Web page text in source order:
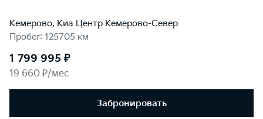
Кемерово, Киа Центр Кемерово-Север
Пробег: 125705 км
1 799 995 ₽
19 660 ₽/мес
Забронировать